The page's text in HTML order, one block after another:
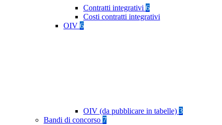
Contratti integrativi 6
Costi contratti integrativi
OIV 6
OIV (da pubblicare in tabelle) 3
Bandi di concorso 7